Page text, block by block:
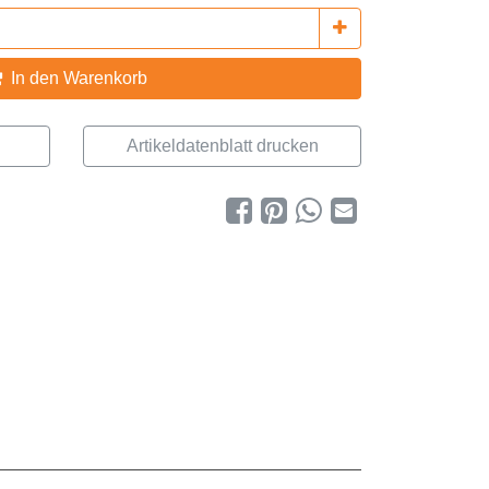
In den Warenkorb
Artikeldatenblatt drucken